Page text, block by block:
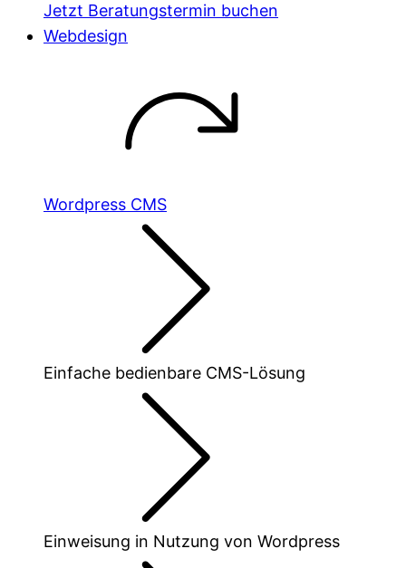
Jetzt Beratungstermin buchen
Webdesign
Wordpress CMS
Einfache bedienbare CMS-Lösung
Einweisung in Nutzung von Wordpress